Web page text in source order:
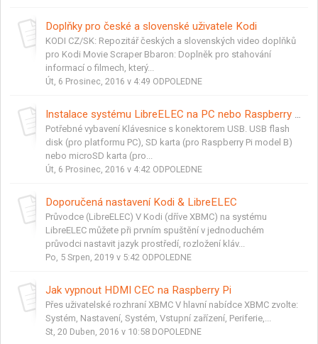
Doplňky pro české a slovenské uživatele Kodi
KODI CZ/SK: Repozitář českých a slovenských video doplňků
pro Kodi Movie Scraper Bbaron: Doplněk pro stahování
informací o filmech, který...
Út, 6 Prosinec, 2016 v 4:49 ODPOLEDNE
Potřebné vybavení Klávesnice s konektorem USB. USB flash
disk (pro platformu PC), SD karta (pro Raspberry Pi model B)
nebo microSD karta (pro...
Út, 6 Prosinec, 2016 v 4:42 ODPOLEDNE
Doporučená nastavení Kodi & LibreELEC
Průvodce (LibreELEC) V Kodi (dříve XBMC) na systému
LibreELEC můžete při prvním spuštění v jednoduchém
průvodci nastavit jazyk prostředí, rozložení kláv...
Po, 5 Srpen, 2019 v 5:42 ODPOLEDNE
Jak vypnout HDMI CEC na Raspberry Pi
Přes uživatelské rozhraní XBMC V hlavní nabídce XBMC zvolte:
Systém, Nastavení, Systém, Vstupní zařízení, Periferie,...
St, 20 Duben, 2016 v 10:58 DOPOLEDNE